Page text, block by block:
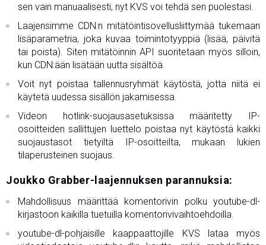
sen vain manuaalisesti, nyt KVS voi tehdä sen puolestasi.
Laajensimme CDN:n mitätöintisovellusliittymää tukemaan
lisäparametria, joka kuvaa toimintotyyppiä (lisää, päivitä
tai poista). Siten mitätöinnin API suoritetaan myös silloin,
kun CDN:ään lisätään uutta sisältöä.
Voit nyt poistaa tallennusryhmät käytöstä, jotta niitä ei
käytetä uudessa sisällön jakamisessa.
Videon hotlink-suojausasetuksissa määritetty IP-
osoitteiden sallittujen luettelo poistaa nyt käytöstä kaikki
suojaustasot tietyiltä IP-osoitteilta, mukaan lukien
tilaperusteinen suojaus.
Joukko Grabber-laajennuksen parannuksia:
Mahdollisuus määrittää komentorivin polku youtube-dl-
kirjastoon kaikilla tuetuilla komentorivivaihtoehdoilla.
youtube-dl-pohjaisille kaappaattojille KVS lataa myös